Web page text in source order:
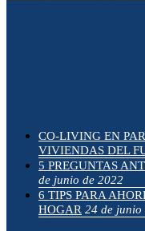
CO-LIVING EN
VIVIENDAS DEL
5 PREGUNTAS
de junio de 2022
6 TIPS PARA
HOGAR 24 de junio